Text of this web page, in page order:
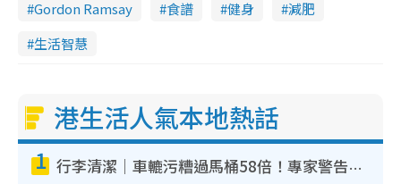
Gordon Ramsay 食譜 健身
減肥
生活智慧
港生活人氣本地熱話
1 行李清潔｜車轆污糟過馬桶58倍！專家警告忌用酒精抹 教1招免污手除菌